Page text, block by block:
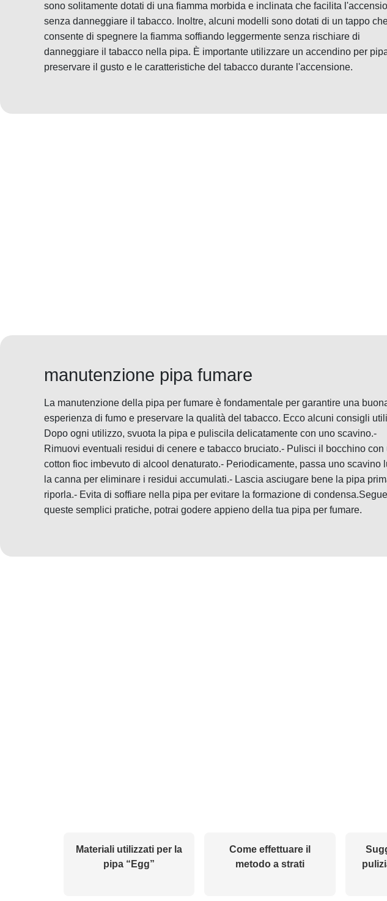
sono solitamente dotati di una fiamma morbida e inclinata che facilita
senza danneggiare il tabacco. Inoltre, alcuni modelli sono dotati di un tappo
consente di spegnere la fiamma soffiando leggermente senza rischiare di
danneggiare il tabacco nella pipa. È importante utilizzare un accendino per
preservare il gusto e le caratteristiche del tabacco durante l'accensione.
manutenzione pipa fumare
La manutenzione della pipa per fumare è fondamentale per garantire una
esperienza di fumo e preservare la qualità del tabacco. Ecco alcuni consigli
Dopo ogni utilizzo, svuota la pipa e puliscila delicatamente con uno scavino.-
Rimuovi eventuali residui di cenere e tabacco bruciato.- Pulisci il bocchino con
cotton fioc imbevuto di alcool denaturato.- Periodicamente, passa uno scavino
la canna per eliminare i residui accumulati.- Lascia asciugare bene la pipa
riporla.- Evita di soffiare nella pipa per evitare la formazione di
queste semplici pratiche, potrai godere appieno della tua pipa per fumare.
Materiali utilizzati per la
pipa “Egg”
Come effettuare il
metodo a strati